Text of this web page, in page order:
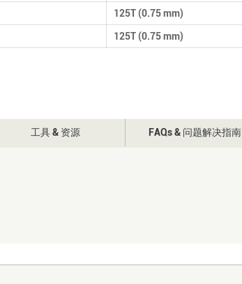
125T (0.75 mm)
125T (0.75 mm)
工具 & 资源 FAQs & 问题解决指南